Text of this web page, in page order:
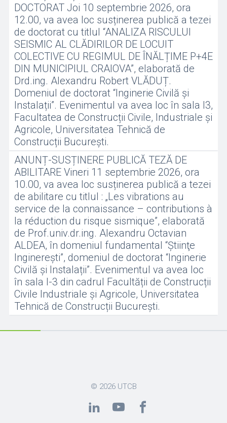
DOCTORAT Joi 10 septembrie 2026, ora
12.00, va avea loc susținerea publică a tezei
de doctorat cu titlul “ANALIZA RISCULUI
SEISMIC AL CLĂDIRILOR DE LOCUIT
COLECTIVE CU REGIMUL DE ÎNĂLȚIME P+4E
DIN MUNICIPIUL CRAIOVA”, elaborată de
Drd.ing. Alexandru Robert VLĂDUȚ.
Domeniul de doctorat “Inginerie Civilă și
Instalații”. Evenimentul va avea loc în sala I3,
Facultatea de Construcții Civile, Industriale și
Agricole, Universitatea Tehnică de
Construcții București.
ANUNȚ-SUSȚINERE PUBLICĂ TEZĂ DE
ABILITARE Vineri 11 septembrie 2026, ora
10.00, va avea loc susținerea publică a tezei
de abilitare cu titlul : „Les vibrations au
service de la connaissance – contributions à
la réduction du risque sismique”, elaborată
de Prof.univ.dr.ing. Alexandru Octavian
ALDEA, în domeniul fundamental “Ştiinţe
Inginereşti”, domeniul de doctorat “Inginerie
Civilă și Instalații”. Evenimentul va avea loc
în sala I-3 din cadrul Facultății de Construcții
Civile Industriale și Agricole, Universitatea
Tehnică de Construcții București.
© 2026 UTCB